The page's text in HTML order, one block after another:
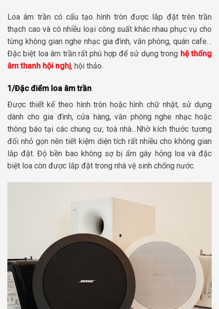
Loa âm trần có cấu tạo hình tròn được lắp đặt trên trần
thạch cao và có nhiều loại công suất khác nhau phục vụ cho
từng không gian nghe nhạc gia đình, văn phòng, quán cafe…
Đặc biệt loa âm trần rất phù hợp để sử dụng trong hệ thống
âm thanh hội nghị, hội thảo.
1/Đặc điểm loa âm trần
Được thiết kế theo hình tròn hoặc hình chữ nhật, sử dụng
dành cho gia đình, cửa hàng, văn phòng nghe nhạc hoặc
thông báo tại các chung cư, toà nhà…Nhờ kích thước tương
đối nhỏ gọn nên tiết kiệm diện tích rất nhiều cho không gian
lắp đặt. Độ bền bao không sợ bị ẩm gây hỏng loa và đặc
biệt loa còn được lắp đặt trong nhà vệ sinh chống nước.